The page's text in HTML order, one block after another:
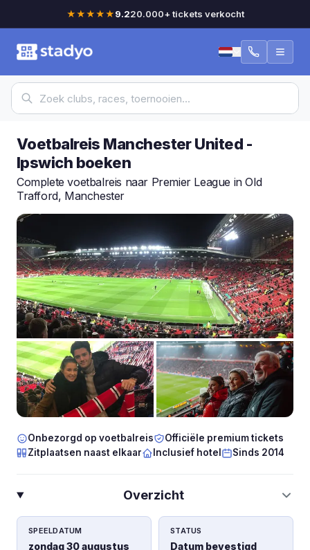
★★★★★9.220.000+ tickets verkocht
Voetbalreis Manchester United -
Ipswich boeken
Complete voetbalreis naar Premier League in Old
Trafford, Manchester
Onbezorgd op voetbalreis
Officiële premium tickets
Zitplaatsen naast elkaar
Inclusief hotel Sinds 2014
Overzicht
SPEELDATUM
zondag 30 augustus
STATUS
Datum bevestigd